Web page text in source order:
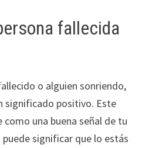
fallecida
o alguien sonriendo,
significado positivo. Este
una buena señal de tu
significar que lo estás